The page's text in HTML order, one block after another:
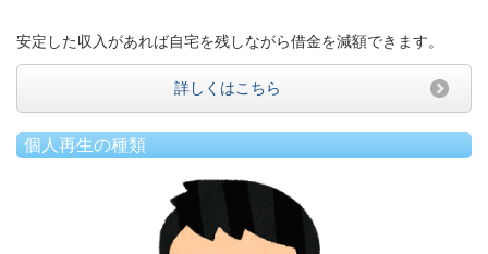
安定した収入があれば自宅を残しながら借金を減額できます。
詳しくはこちら
個人再生の種類